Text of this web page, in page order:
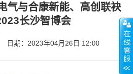
气与合康新能、高创联袂
长沙智博会
日期：2023年04月26日 12:00